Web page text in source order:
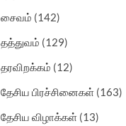
சைவம் (142)
தத்துவம் (129)
தரவிறக்கம் (12)
தேசிய பிரச்சினைகள் (163)
தேசிய விழாக்கள் (13)